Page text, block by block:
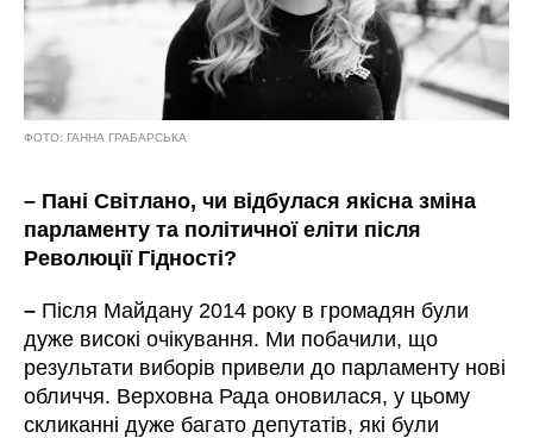
ФОТО: ГАННА ГРАБАРСЬКА
– Пані Світлано, чи відбулася якісна зміна
парламенту та політичної еліти після
Революції Гідності?
– Після Майдану 2014 року в громадян були
дуже високі очікування. Ми побачили, що
результати виборів привели до парламенту нові
обличчя. Верховна Рада оновилася, у цьому
скликанні дуже багато депутатів, які були